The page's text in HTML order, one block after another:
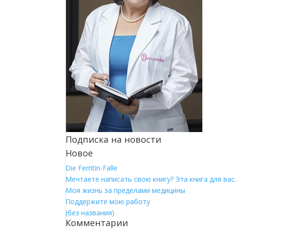
Подписка на новости
Новое
Die Ferritin-Falle
Мечтаете написать свою книгу? Эта книга для вас.
Моя жизнь за пределами медицины
Поддержите мою работу
(без названия)
Комментарии